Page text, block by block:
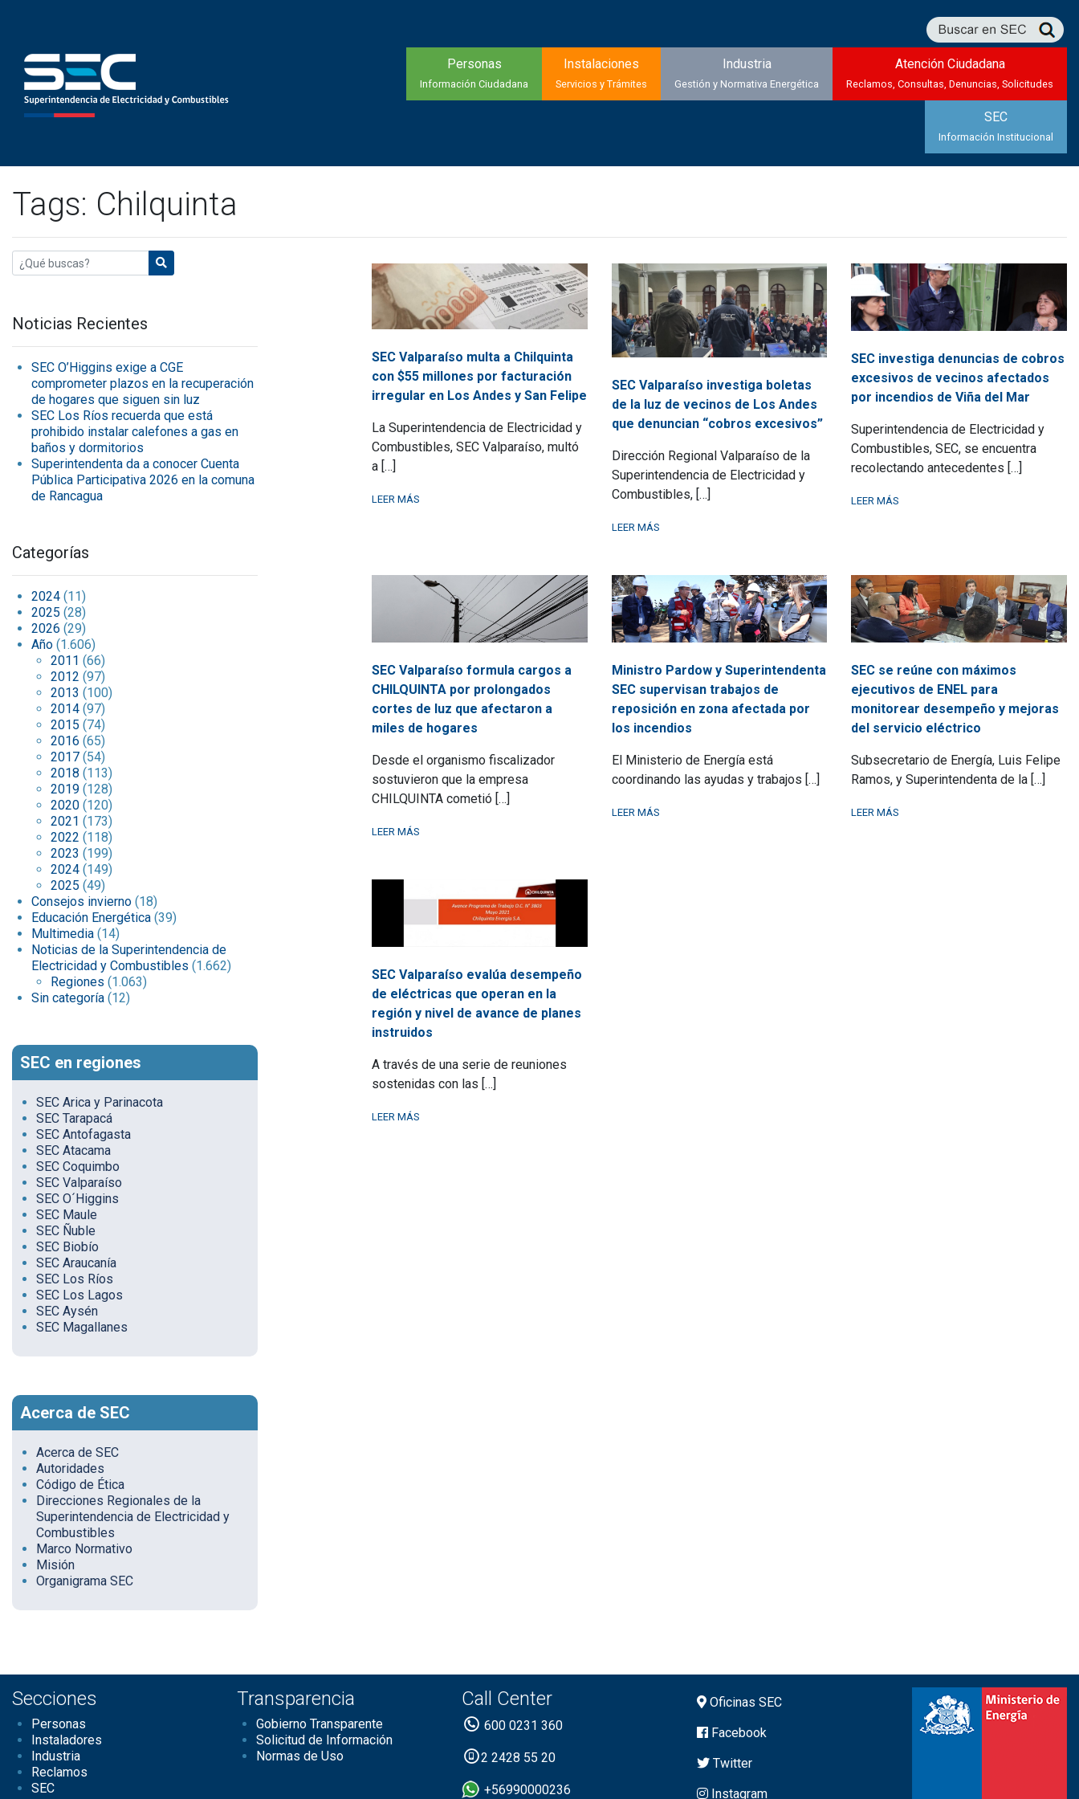
Personas
Información Ciudadana
Instalaciones
Servicios y Trámites
Industria
Gestión y Normativa Energética
Atención Ciudadana
Reclamos, Consultas, Denuncias, Solicitudes
SEC
Información Institucional
Tags: Chilquinta
Noticias Recientes
SEC O’Higgins exige a CGE
comprometer plazos en la recuperación
de hogares que siguen sin luz
SEC Los Ríos recuerda que está
prohibido instalar calefones a gas en
baños y dormitorios
Superintendenta da a conocer Cuenta
Pública Participativa 2026 en la comuna
de Rancagua
Categorías
2024 (11)
2025 (28)
2026 (29)
Año (1.606)
2011 (66)
2012 (97)
2013 (100)
2014 (97)
2015 (74)
2016 (65)
2017 (54)
2018 (113)
2019 (128)
2020 (120)
2021 (173)
2022 (118)
2023 (199)
2024 (149)
2025 (49)
Consejos invierno (18)
Educación Energética (39)
Multimedia (14)
Noticias de la Superintendencia de
Electricidad y Combustibles (1.662)
Regiones (1.063)
Sin categoría (12)
SEC en regiones
SEC Arica y Parinacota
SEC Tarapacá
SEC Antofagasta
SEC Atacama
SEC Coquimbo
SEC Valparaíso
SEC O´Higgins
SEC Maule
SEC Ñuble
SEC Biobío
SEC Araucanía
SEC Los Ríos
SEC Los Lagos
SEC Aysén
SEC Magallanes
Acerca de SEC
Acerca de SEC
Autoridades
Código de Ética
Direcciones Regionales de la
Superintendencia de Electricidad y
Combustibles
Marco Normativo
Misión
Organigrama SEC
SEC Valparaíso multa a Chilquinta
con $55 millones por facturación
irregular en Los Andes y San Felipe
La Superintendencia de Electricidad y
Combustibles, SEC Valparaíso, multó
a […]
LEER MÁS
SEC Valparaíso investiga boletas
de la luz de vecinos de Los Andes
que denuncian “cobros excesivos”
Dirección Regional Valparaíso de la
Superintendencia de Electricidad y
Combustibles, […]
LEER MÁS
SEC investiga denuncias de cobros
excesivos de vecinos afectados
por incendios de Viña del Mar
Superintendencia de Electricidad y
Combustibles, SEC, se encuentra
recolectando antecedentes […]
LEER MÁS
SEC Valparaíso formula cargos a
CHILQUINTA por prolongados
cortes de luz que afectaron a
miles de hogares
Desde el organismo fiscalizador
sostuvieron que la empresa
CHILQUINTA cometió […]
LEER MÁS
Ministro Pardow y Superintendenta
SEC supervisan trabajos de
reposición en zona afectada por
los incendios
El Ministerio de Energía está
coordinando las ayudas y trabajos […]
LEER MÁS
SEC se reúne con máximos
ejecutivos de ENEL para
monitorear desempeño y mejoras
del servicio eléctrico
Subsecretario de Energía, Luis Felipe
Ramos, y Superintendenta de la […]
LEER MÁS
SEC Valparaíso evalúa desempeño
de eléctricas que operan en la
región y nivel de avance de planes
instruidos
A través de una serie de reuniones
sostenidas con las […]
LEER MÁS
Secciones
Personas
Instaladores
Industria
Reclamos
SEC
Transparencia
Gobierno Transparente
Solicitud de Información
Normas de Uso
Call Center
600 0231 360
2 2428 55 20
+56990000236
Oficinas SEC
Facebook
Twitter
Instagram